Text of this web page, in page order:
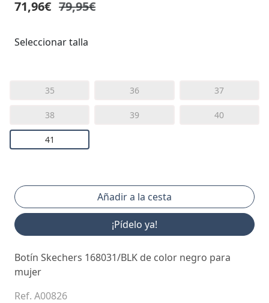
71,96€ 79,95€
Seleccionar talla
35 36 37
38 39 40
41
¡Pídelo ya!
Botín Skechers 168031/BLK de color negro para
mujer
Ref. A00826